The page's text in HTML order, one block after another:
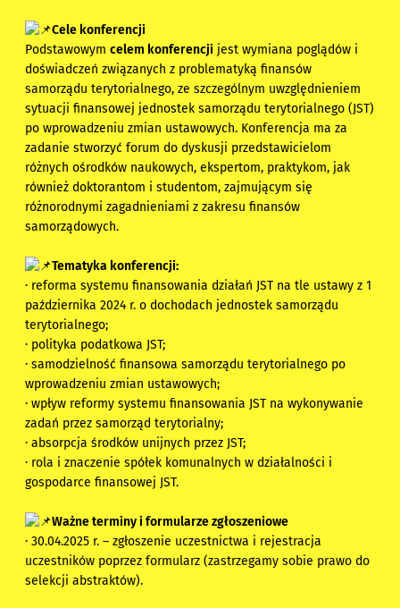
Cele konferencji
Podstawowymcelem konferencji jest wymiana poglądów i
doświadczeń związanych z problematyką finansów
samorządu terytorialnego, ze szczególnym uwzględnieniem
sytuacji finansowej jednostek samorządu terytorialnego (JST)
po wprowadzeniu zmian ustawowych. Konferencja ma za
zadanie stworzyć forum do dyskusji przedstawicielom
różnych ośrodków naukowych, ekspertom, praktykom, jak
również doktorantom i studentom, zajmującym się
różnorodnymi zagadnieniami z zakresu finansów
samorządowych.
Tematyka konferencji:
· reforma systemu finansowania działań JST na tle ustawy z 1
października 2024 r. o dochodach jednostek samorządu
terytorialnego;
· polityka podatkowa JST;
· samodzielność finansowa samorządu terytorialnego po
wprowadzeniu zmian ustawowych;
· wpływ reformy systemu finansowania JST na wykonywanie
zadań przez samorząd terytorialny;
· absorpcja środków unijnych przez JST;
· rola i znaczenie spółek komunalnych w działalności i
gospodarce finansowej JST.
Ważne terminy i formularze zgłoszeniowe
· 30.04.2025 r. – zgłoszenie uczestnictwa i rejestracja
uczestników poprzez formularz (zastrzegamy sobie prawo do
selekcji abstraktów).